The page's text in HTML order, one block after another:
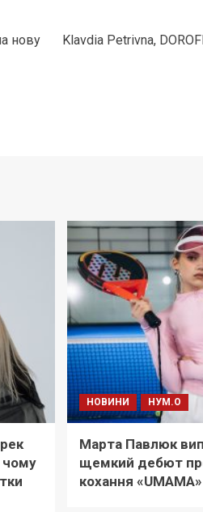
нову
Klavdia Petrivna,
чому
НОВИНИ НУМ.О
Марта Павлюк
щемкий дебют
кохання «UМАМА»